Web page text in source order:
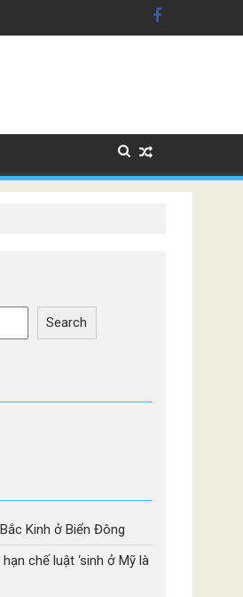
Search
Kinh ở Biển Đông
chế luật ‘sinh ở Mỹ là